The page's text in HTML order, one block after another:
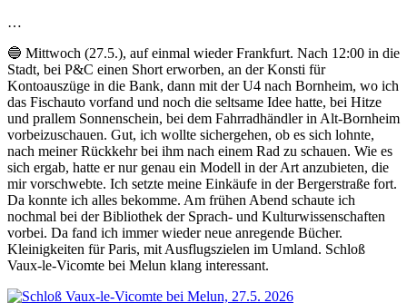
…
🔵 Mittwoch (27.5.), auf einmal wieder Frankfurt. Nach 12:00 in die
Stadt, bei P&C einen Short erworben, an der Konsti für
Kontoauszüge in die Bank, dann mit der U4 nach Bornheim, wo ich
das Fischauto vorfand und noch die seltsame Idee hatte, bei Hitze
und prallem Sonnenschein, bei dem Fahrradhändler in Alt-Bornheim
vorbeizuschauen. Gut, ich wollte sichergehen, ob es sich lohnte,
nach meiner Rückkehr bei ihm nach einem Rad zu schauen. Wie es
sich ergab, hatte er nur genau ein Modell in der Art anzubieten, die
mir vorschwebte. Ich setzte meine Einkäufe in der Bergerstraße fort.
Da konnte ich alles bekomme. Am frühen Abend schaute ich
nochmal bei der Bibliothek der Sprach- und Kulturwissenschaften
vorbei. Da fand ich immer wieder neue anregende Bücher.
Kleinigkeiten für Paris, mit Ausflugszielen im Umland. Schloß
Vaux-le-Vicomte bei Melun klang interessant.